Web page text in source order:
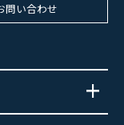
問い合わせ